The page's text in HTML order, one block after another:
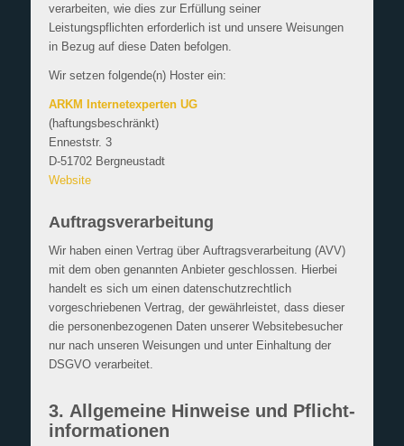
verarbeiten, wie dies zur Erfüllung seiner
Leistungspflichten erforderlich ist und unsere Weisungen
in Bezug auf diese Daten befolgen.
Wir setzen folgende(n) Hoster ein:
ARKM Internetexperten UG
(haftungsbeschränkt)
Enneststr. 3
D-51702 Bergneustadt
Website
Auftragsverarbeitung
Wir haben einen Vertrag über Auftragsverarbeitung (AVV)
mit dem oben genannten Anbieter geschlossen. Hierbei
handelt es sich um einen datenschutzrechtlich
vorgeschriebenen Vertrag, der gewährleistet, dass dieser
die personenbezogenen Daten unserer Websitebesucher
nur nach unseren Weisungen und unter Einhaltung der
DSGVO verarbeitet.
3. Allgemeine Hinweise und Pflicht­
informationen